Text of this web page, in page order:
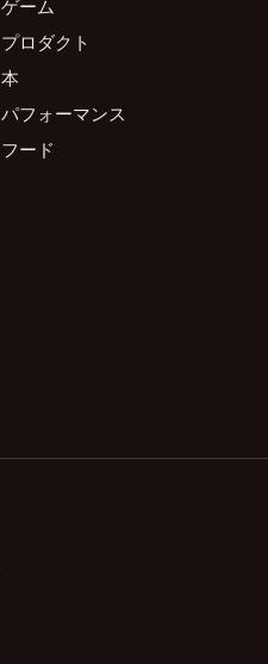
ゲーム
プロダクト
本
パフォーマンス
フード